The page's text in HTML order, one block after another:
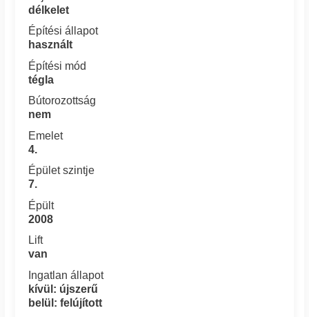
délkelet
Építési állapot
használt
Építési mód
tégla
Bútorozottság
nem
Emelet
4.
Épület szintje
7.
Épült
2008
Lift
van
Ingatlan állapot
kívül: újszerű
belül: felújított